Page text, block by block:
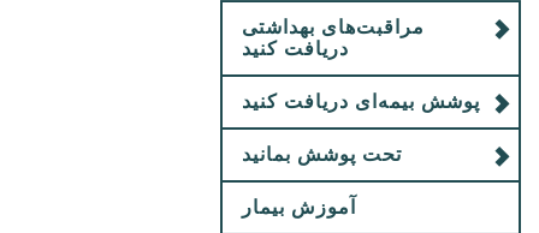
مراقبت‌های بهداشتی
دریافت کنید
پوشش بیمه‌ای دریافت کنید
تحت پوشش بمانید
آموزش بیمار